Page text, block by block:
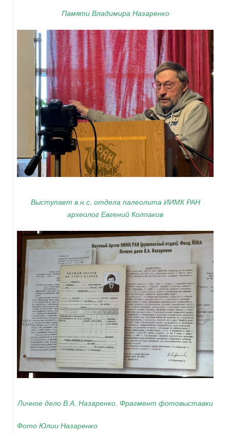
Памяти Владимира Назаренко
Выступает в.н.с. отдела палеолита ИИМК РАН
археолог Евгений Колпаков
Личное дело В.А. Назаренко. Фрагмент фотовыставки
Фото Юлии Назаренко